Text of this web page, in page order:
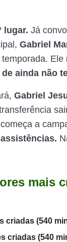
lugar. Já
Gabriel
Ele
ainda não
Gabriel
começa a
mais
criadas (540
criadas (540